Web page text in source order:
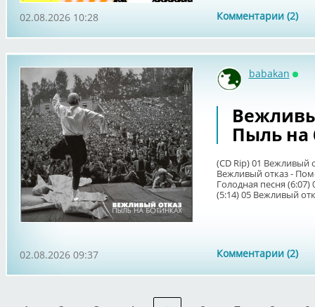
Комментарии (2)
02.08.2026 10:28
babakan
Пыль на
(CD Rip) 01 Вежливый
Вежливый отказ -
Голодная песня
(5:14) 05 Вежливый
Комментарии (2)
02.08.2026 09:37